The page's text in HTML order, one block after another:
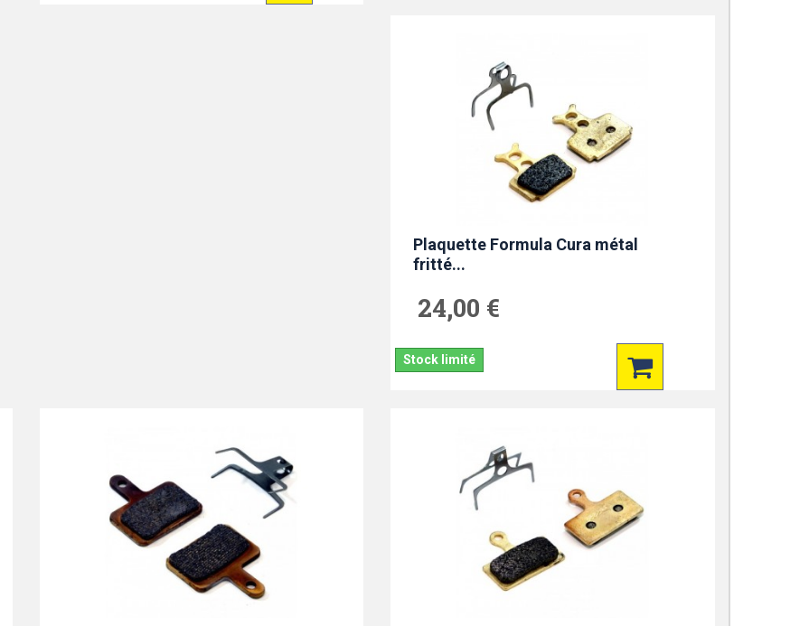
Plaquette Formula Cura métal
fritté...
24,00 €
Stock limité